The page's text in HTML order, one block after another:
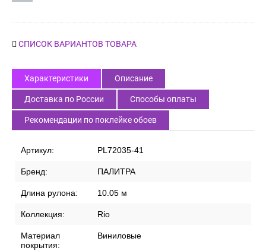
СПИСОК ВАРИАНТОВ ТОВАРА
Характеристики Описание
Доставка по России Способы оплаты
Рекомендации по поклейке обоев
Артикул: PL72035-41
Бренд: ПАЛИТРА
Длина рулона: 10.05 м
Коллекция: Rio
Материал
покрытия:
Виниловые